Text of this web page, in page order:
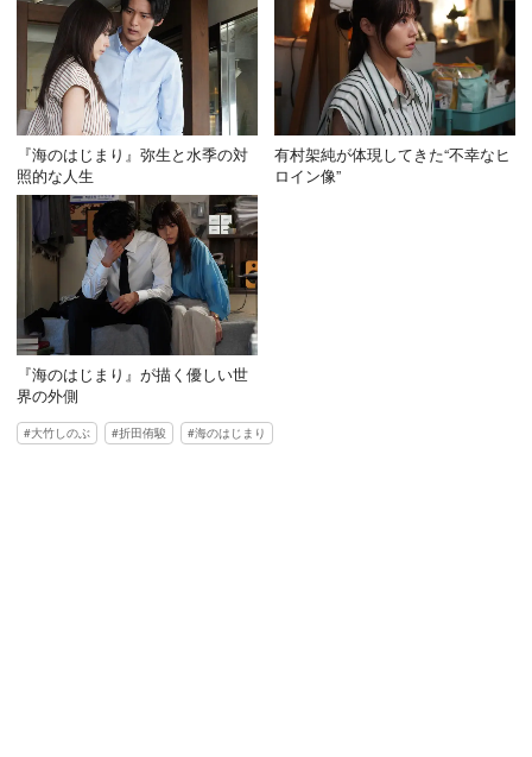
『海のはじまり』弥生と水季の対
照的な人生
有村架純が体現してきた“不幸なヒ
ロイン像”
『海のはじまり』が描く優しい世
界の外側
大竹しのぶ 折田侑駿 海のはじまり